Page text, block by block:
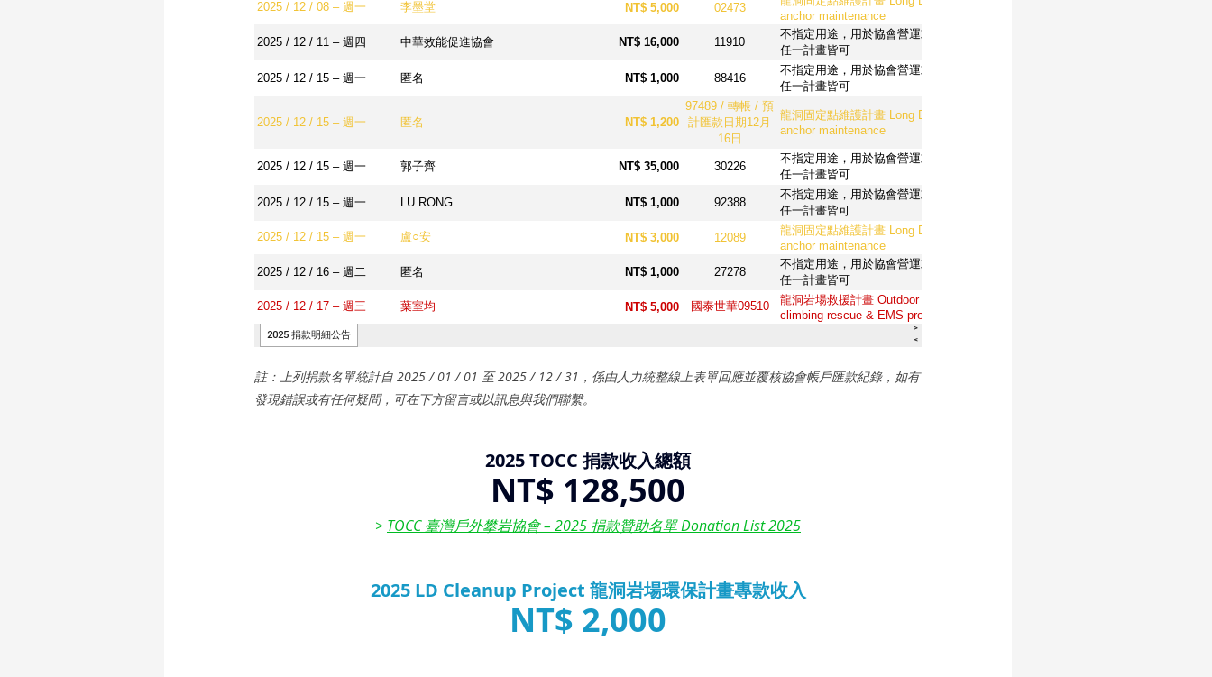
註：上列捐款名單統計自 2025 / 01 / 01 至 2025 / 12 / 31，係由人力統整線上表單回應並覆核協會帳戶匯款紀錄，如有
發現錯誤或有任何疑問，可在下方留言或以訊息與我們聯繫。
2025 TOCC 捐款收入總額
NT$ 128,500
> TOCC 臺灣戶外攀岩協會 – 2025 捐款贊助名單 Donation List 2025
2025 LD Cleanup Project 龍洞岩場環保計畫專款收入
NT$ 2,000